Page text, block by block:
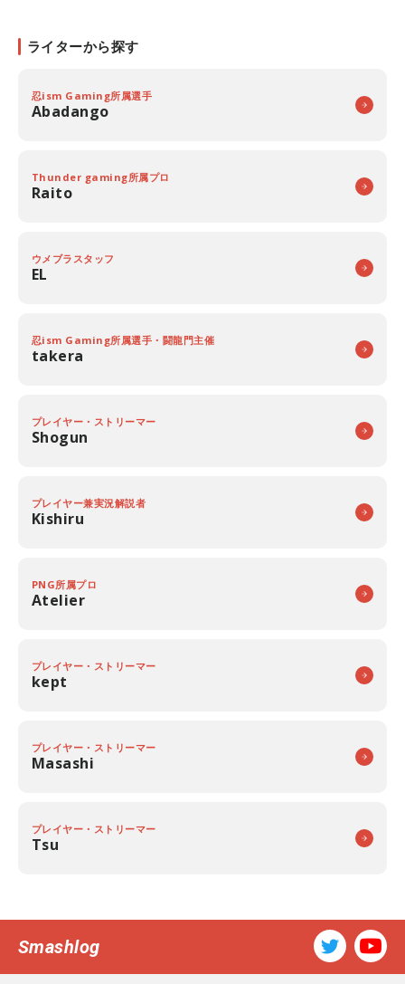
ライターから探す
忍ism Gaming所属選手
Abadango
Thunder gaming所属プロ
Raito
ウメブラスタッフ
EL
忍ism Gaming所属選手・闘龍門主催
takera
プレイヤー・ストリーマー
Shogun
プレイヤー兼実況解説者
Kishiru
PNG所属プロ
Atelier
プレイヤー・ストリーマー
kept
プレイヤー・ストリーマー
Masashi
プレイヤー・ストリーマー
Tsu
Smashlog